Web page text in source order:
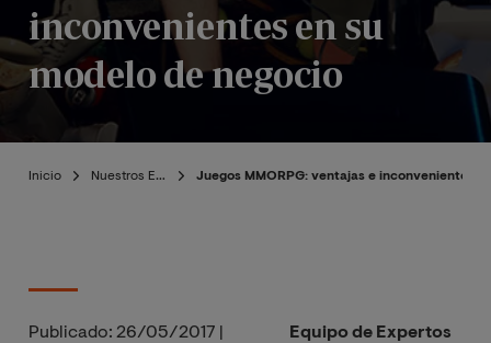
inconvenientes en su
modelo de negocio
Inicio Nuestros Expertos Juegos MMORPG: ventajas e inconvenientes
Publicado: 26/05/2017
Equipo de Expertos